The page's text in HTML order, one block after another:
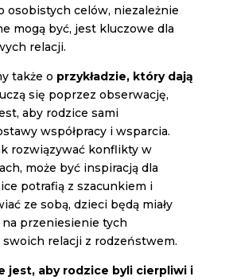
osobistych celów, niezależnie
mogą być, jest kluczowe dla
relacji.
także o przykładzie, który dają
się poprzez obserwację,
aby rodzice sami
współpracy i wsparcia.
rozwiązywać konflikty w
może być inspiracją dla
potrafią z szacunkiem i
ze sobą, dzieci będą miały
przeniesienie tych
relacji z rodzeństwem.
jest, aby rodzice byli cierpliwi i